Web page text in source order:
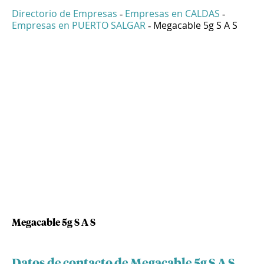
Directorio de Empresas - Empresas en CALDAS -
Empresas en PUERTO SALGAR - Megacable 5g S A S
Megacable 5g S A S